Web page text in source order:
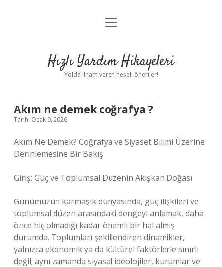
Anasayfa
Yasal Uyarı
menüyü
Hızlı Yardım Hikayeleri
Yolda ilham veren neşeli öneriler!
Akım ne demek coğrafya ?
Tarih: Ocak 9, 2026
Akım Ne Demek? Coğrafya ve Siyaset Bilimi Üzerine
Derinlemesine Bir Bakış
Giriş: Güç ve Toplumsal Düzenin Akışkan Doğası
Günümüzün karmaşık dünyasında, güç ilişkileri ve
toplumsal düzen arasındaki dengeyi anlamak, daha
önce hiç olmadığı kadar önemli bir hal almış
durumda. Toplumları şekillendiren dinamikler,
yalnızca ekonomik ya da kültürel faktörlerle sınırlı
değil; aynı zamanda siyasal ideolojiler, kurumlar ve